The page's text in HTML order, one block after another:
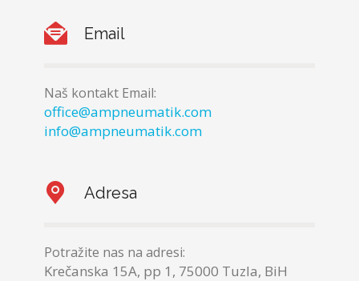
Email
Naš kontakt Email:
office@ampneumatik.com
info@ampneumatik.com
Adresa
Potražite nas na adresi:
Krečanska 15A, pp 1, 75000 Tuzla, BiH